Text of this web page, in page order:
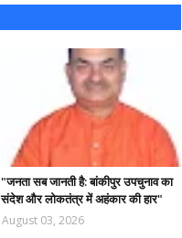
"जनता सब जानती है: बांकीपुर उपचुनाव का
संदेश और लोकतंत्र में अहंकार की हार"
August 03, 2026